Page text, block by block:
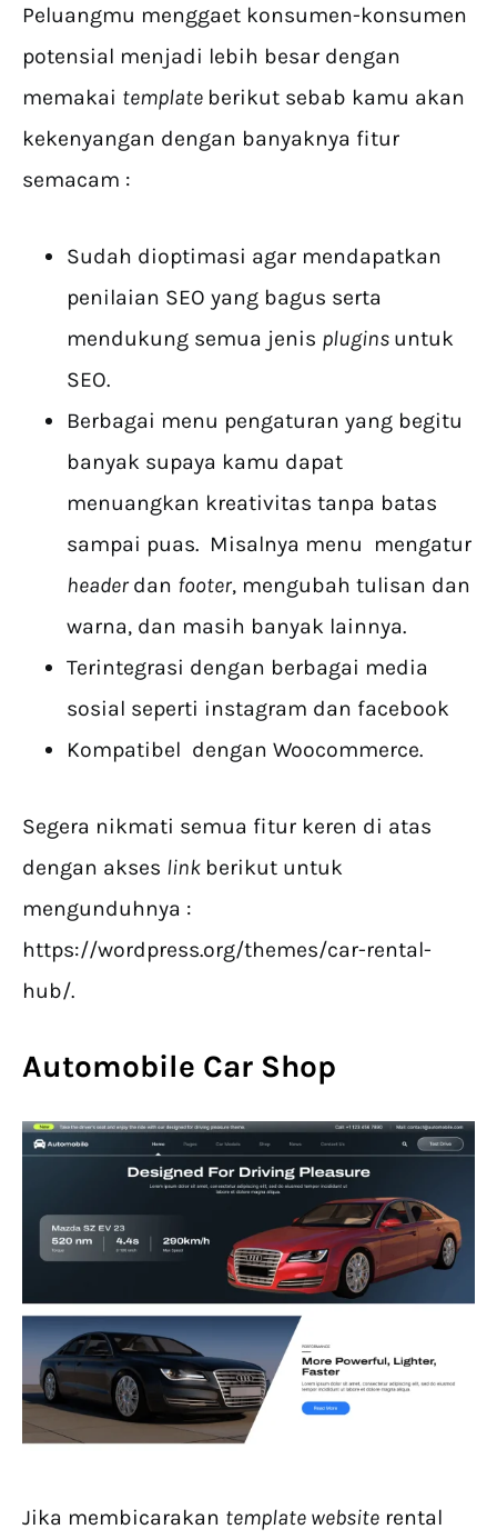
Peluangmu menggaet konsumen-konsumen
potensial menjadi lebih besar dengan
memakai template berikut sebab kamu akan
kekenyangan dengan banyaknya fitur
semacam :
Sudah dioptimasi agar mendapatkan
penilaian SEO yang bagus serta
mendukung semua jenis plugins untuk
SEO.
Berbagai menu pengaturan yang begitu
banyak supaya kamu dapat
menuangkan kreativitas tanpa batas
sampai puas. Misalnya menu mengatur
header dan footer, mengubah tulisan dan
warna, dan masih banyak lainnya.
Terintegrasi dengan berbagai media
sosial seperti instagram dan facebook
Kompatibel dengan Woocommerce.
Segera nikmati semua fitur keren di atas
dengan akses link berikut untuk
mengunduhnya :
https://wordpress.org/themes/car-rental-
hub/.
Automobile Car Shop
Jika membicarakan template website rental